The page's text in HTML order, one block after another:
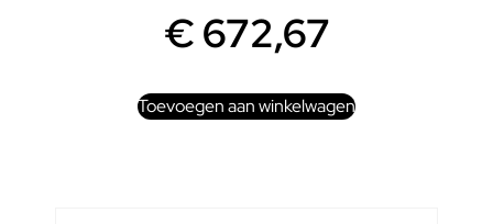
€672,67
Toevoegen aan winkelwagen